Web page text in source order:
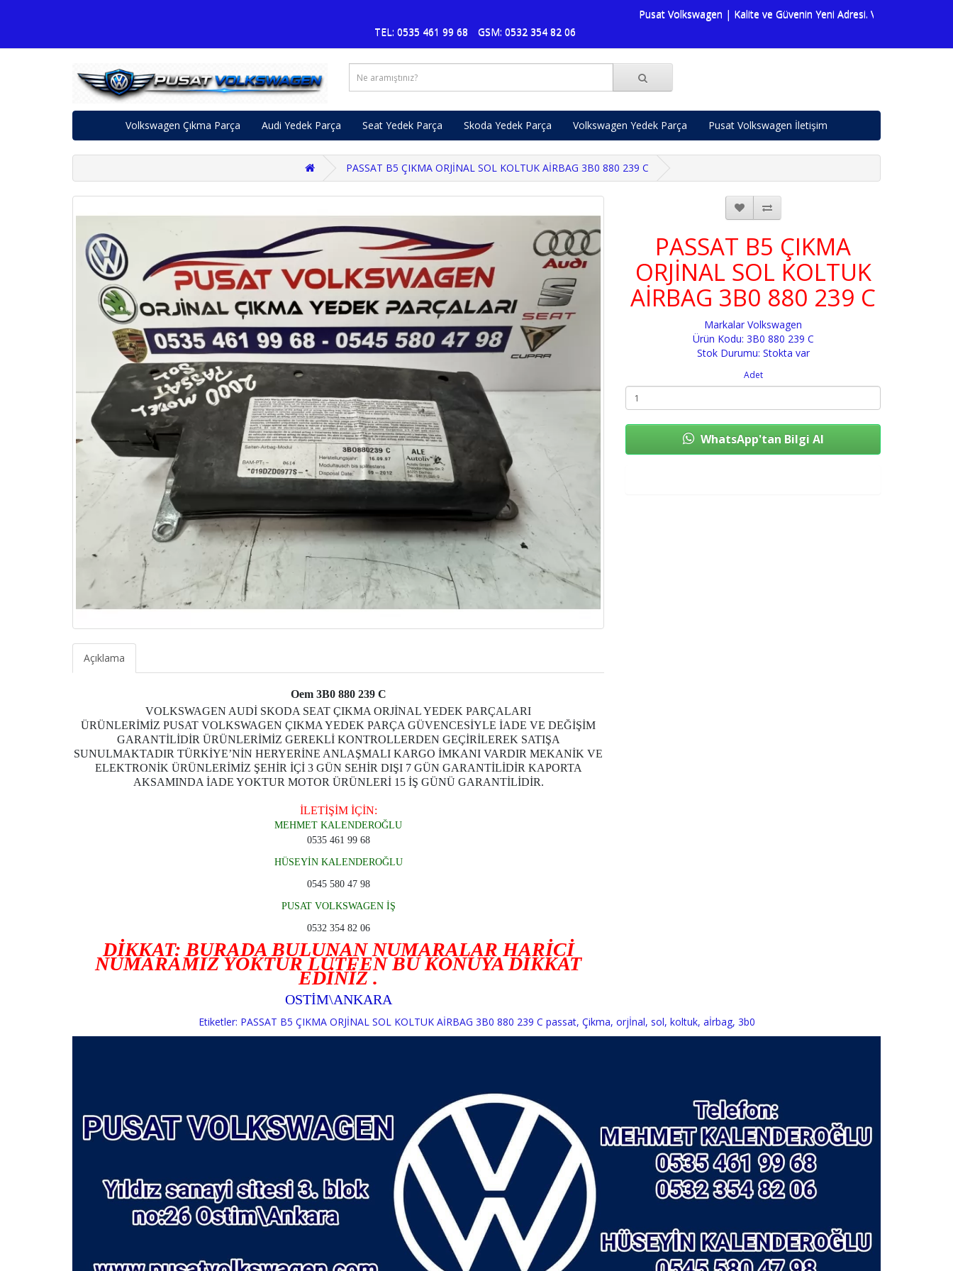
Pusat Volkswagen | Kalite ve Güvenin Yeni Adresi. Volkswagen
TEL: 0535 461 99 68
GSM: 0532 354 82 06
Volkswagen Çıkma Parça Audi Yedek Parça Seat Yedek Parça Skoda Yedek Parça Volkswagen Yedek Parça Pusat Volkswagen İletişim
PASSAT B5 ÇIKMA ORJİNAL SOL KOLTUK AİRBAG 3B0 880 239 C
Açıklama
Oem 3B0 880 239 C
VOLKSWAGEN AUDİ SKODA SEAT ÇIKMA ORJİNAL YEDEK PARÇALARI
ÜRÜNLERİMİZ PUSAT VOLKSWAGEN ÇIKMA YEDEK PARÇA GÜVENCESİYLE İADE VE DEĞİŞİM
GARANTİLİDİR ÜRÜNLERİMİZ GEREKLİ KONTROLLERDEN GEÇİRİLEREK SATIŞA
SUNULMAKTADIR TÜRKİYE’NİN HERYERİNE ANLAŞMALI KARGO İMKANI VARDIR MEKANİK VE
ELEKTRONİK ÜRÜNLERİMİZ ŞEHİR İÇİ 3 GÜN SEHİR DIŞI 7 GÜN GARANTİLİDİR KAPORTA
AKSAMINDA İADE YOKTUR MOTOR ÜRÜNLERİ 15 İŞ GÜNÜ GARANTİLİDİR.
İLETİŞİM İÇİN:
MEHMET KALENDEROĞLU
0535 461 99 68
HÜSEYİN KALENDEROĞLU
0545 580 47 98
PUSAT VOLKSWAGEN İŞ
0532 354 82 06
DİKKAT: BURADA BULUNAN NUMARALAR HARİCİ
NUMARAMIZ YOKTUR LÜTFEN BU KONUYA DİKKAT
EDİNİZ .
OSTİM\ANKARA
PASSAT B5 ÇIKMA
ORJİNAL SOL KOLTUK
AİRBAG 3B0 880 239 C
Markalar Volkswagen
Ürün Kodu: 3B0 880 239 C
Stok Durumu: Stokta var
Adet
WhatsApp'tan Bilgi Al
Etiketler: PASSAT B5 ÇIKMA ORJİNAL SOL KOLTUK AİRBAG 3B0 880 239 C passat, Çikma, orjİnal, sol, koltuk, aİrbag, 3b0